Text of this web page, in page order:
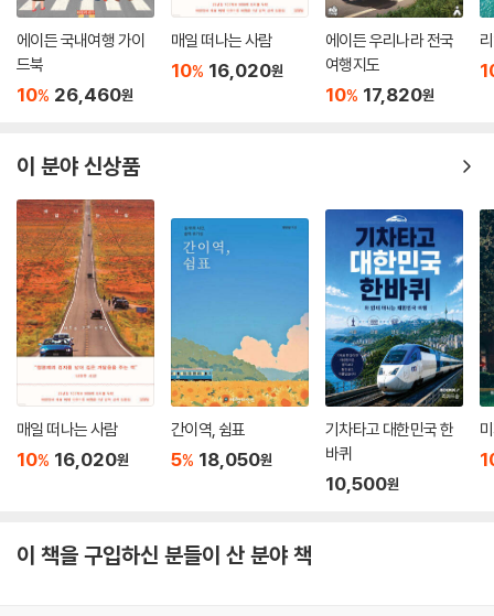
1. 전국의 호수 리스트
2. 충주호(忠州湖) 일주
3. 대청호(大淸湖) 일주
4. 옥정호(玉井湖) 일주
PART 5 배를 타고 건너는 섬 투어
1. 세계 7대 자연경관 - 제주도(濟州道)
2. 신비의 섬 - 울릉도(鬱陵島)
3. 바다의 종착역 - 백령도(白翎島)
4. 푸르다 못해 검은 바다 - 흑산도(黑山島)
5. 한국의 하롱베이 - 조도(鳥島)
PART 6 장거리 종주 루트
1. 영남(嶺南)알프스
2. 동부70고개 종주 투어
3. 동부70고개 하이라이트
6. 강원도 9개령 투어
에이든 국내여행 가이
드북
10% 26,460원
매일 떠나는 사람
10% 16,020원
에이든 우리나라 전국
여행지도
10% 17,820원
이 분야 신상품
매일 떠나는 사람
10% 16,020원
간이역, 쉼표
5% 18,050원
기차타고 대한민국 한
바퀴
10,500원
이 책을 구입하신 분들이 산 분야 책